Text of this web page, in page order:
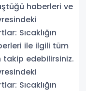
haberleri ve
Sıcaklığın
ile ilgili tüm
takip edebilirsiniz.
Sıcaklığın